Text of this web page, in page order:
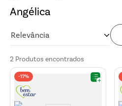
Angélica
Relevância
2 Produtos
-17%